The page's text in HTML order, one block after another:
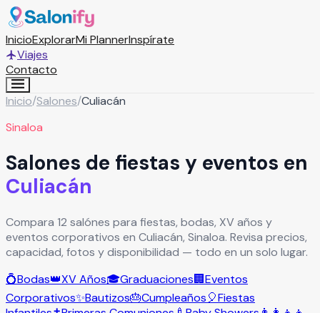
InicioExplorarMi PlannerInspírate
Viajes
Contacto
Inicio/Salones/Culiacán
Sinaloa
Salones de fiestas y eventos en
Culiacán
Compara 12 salónes para fiestas, bodas, XV años y
eventos corporativos en Culiacán, Sinaloa. Revisa precios,
capacidad, fotos y disponibilidad — todo en un solo lugar.
💍Bodas👑XV Años🎓Graduaciones🏢Eventos
Corporativos✨Bautizos🎂Cumpleaños🎈Fiestas